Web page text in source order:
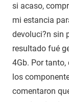
si acaso,
mi estancia
devoluci?n sin
resultado fué
4Gb. Por
los
comentaron